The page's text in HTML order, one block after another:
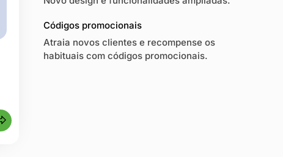
Códigos promocionais
Atraia novos clientes e recompense os
habituais com códigos promocionais.